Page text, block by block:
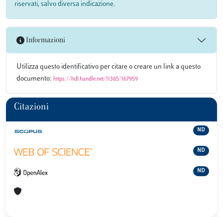
riservati, salvo diversa indicazione.
Informazioni
Utilizza questo identificativo per citare o creare un link a questo
documento: https://hdl.handle.net/11385/167959
Citazioni
ND
ND
ND